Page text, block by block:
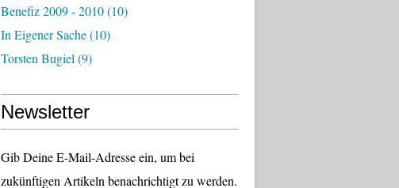
Benefiz 2009 - 2010(10)
In Eigener Sache(10)
Torsten Bugiel (9)
Newsletter
Gib Deine E-Mail-Adresse ein, um bei
zukünftigen Artikeln benachrichtigt zu werden.